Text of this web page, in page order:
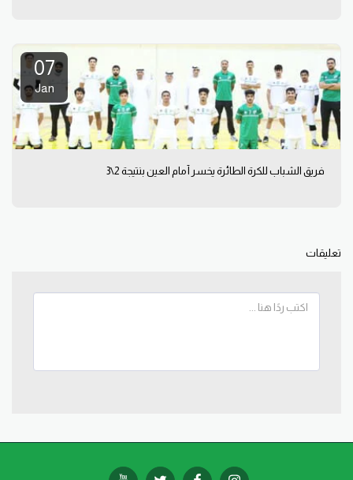
07
Jan
فريق الشباب للكرة الطائرة يخسر أمام العين بنتيجة 2\3
تعليقات